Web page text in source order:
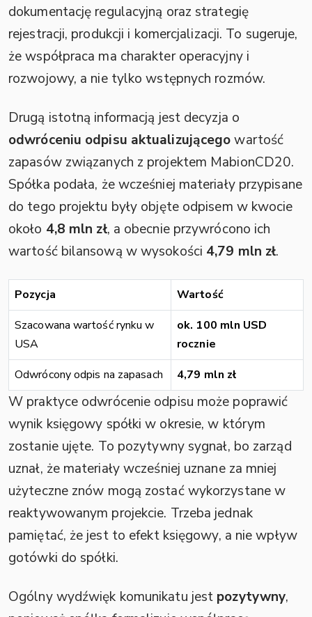
dokumentację regulacyjną oraz strategię
rejestracji, produkcji i komercjalizacji. To sugeruje,
że współpraca ma charakter operacyjny i
rozwojowy, a nie tylko wstępnych rozmów.
Drugą istotną informacją jest decyzja o
odwróceniu odpisu aktualizującegowartość
zapasów związanych z projektem MabionCD20.
Spółka podała, że wcześniej materiały przypisane
do tego projektu były objęte odpisem w kwocie
około 4,8 mln zł, a obecnie przywrócono ich
wartość bilansową w wysokości 4,79 mln zł.
Pozycja
Wartość
Szacowana wartość rynku w
USA
ok. 100 mln USD
rocznie
Odwrócony odpis na zapasach
4,79 mln zł
W praktyce odwrócenie odpisu może poprawić
wynik księgowy spółki w okresie, w którym
zostanie ujęte. To pozytywny sygnał, bo zarząd
uznał, że materiały wcześniej uznane za mniej
użyteczne znów mogą zostać wykorzystane w
reaktywowanym projekcie. Trzeba jednak
pamiętać, że jest to efekt księgowy, a nie wpływ
gotówki do spółki.
Ogólny wydźwięk komunikatu jest pozytywny,